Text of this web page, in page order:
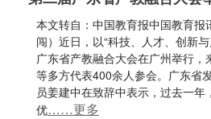
本文转自：中国教育报中国教育报
闯）近日，以“科技、人才、创新
广东省产教融合大会在广州举行
等多方代表400余人参会。广东省
员姜建中在致辞中表示，过去一
优……更多